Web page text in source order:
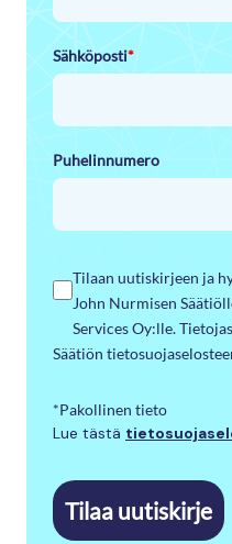
Sähköposti*
Puhelinnumero
Tilaan uutiskirjeen ja
John Nurmisen
Services Oy:lle.
Säätiön
*Pakollinen tieto
Lue tästä
Tilaa uutiskirje